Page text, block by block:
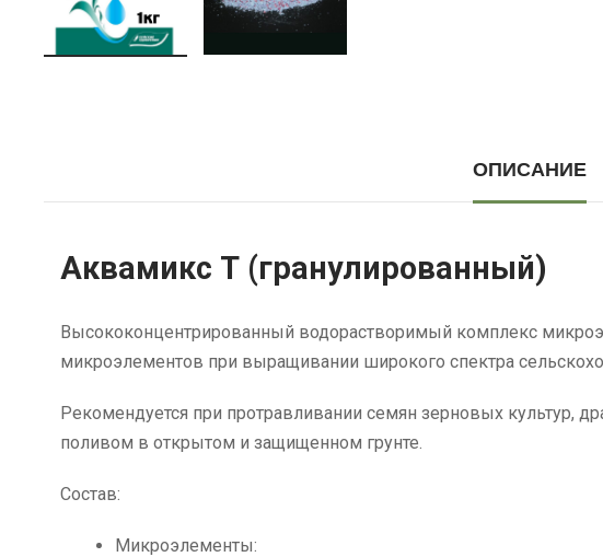
ОПИСАНИЕ
Аквамикс Т (гранулированный)
Высококонцентрированный водорастворимый комплекс
микроэлементов при выращивании широкого спектра
Рекомендуется при протравливании семян зерновых культур,
поливом в открытом и защищенном грунте.
Состав:
Микроэлементы: